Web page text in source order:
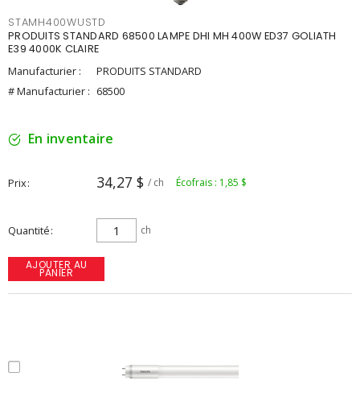
STAMH400WUSTD
PRODUITS STANDARD 68500 LAMPE DHI MH 400W ED37 GOLIATH
E39 4000K CLAIRE
Manufacturier :
PRODUITS STANDARD
# Manufacturier : 68500
En inventaire
Prix 34,27 $ / ch Écofrais : 1,85 $
Quantité ch
AJOUTER AU
PANIER